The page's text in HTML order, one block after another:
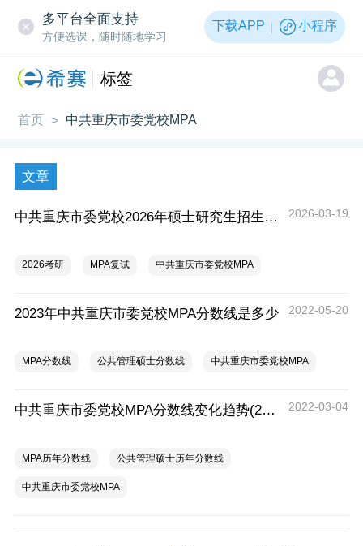
多平台全面支持
方便选课，随时随地学习
下载APP 小程序
标签
首页 > 中共重庆市委党校MPA
文章
中共重庆市委党校2026年硕士研究生招生复试录取工作办法 2026-03-19
2026考研 MPA复试 中共重庆市委党校MPA
2023年中共重庆市委党校MPA分数线是多少 2022-05-20
MPA分数线 公共管理硕士分数线 中共重庆市委党校MPA
中共重庆市委党校MPA分数线变化趋势(2018-2021) 2022-03-04
MPA历年分数线 公共管理硕士历年分数线
中共重庆市委党校MPA